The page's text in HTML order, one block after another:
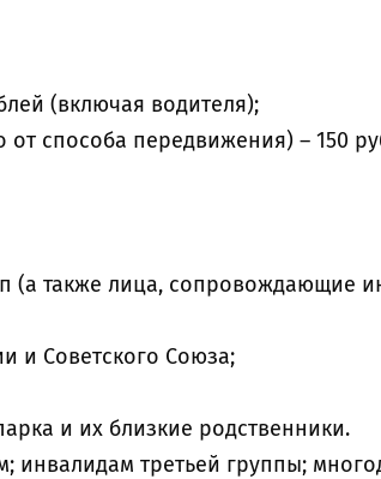
(включая водителя);
от способа передвижения) – 150
(а также лица, сопровождающие
и Советского Союза;
и их близкие родственники.
инвалидам третьей группы;